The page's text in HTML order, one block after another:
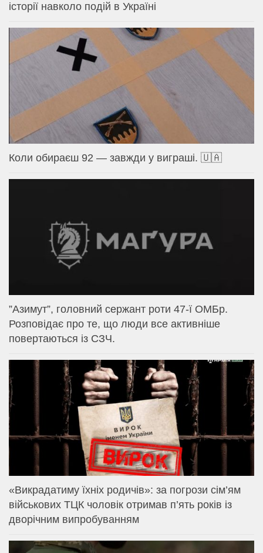
історії навколо подій в Україні
Коли обираєш 92 — завжди у виграші. 🇺🇦
⁨”Азимут”, головний сержант роти 47-ї ОМБр.
Розповідає про те, що люди все активніше
повертаються із СЗЧ.
«Викрадатиму їхніх родичів»: за погрози сім’ям
військових ТЦК чоловік отримав п’ять років із
дворічним випробуванням